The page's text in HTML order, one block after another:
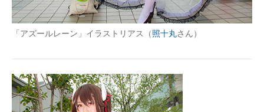
「アズールレーン」イラストリアス（照十丸さん）